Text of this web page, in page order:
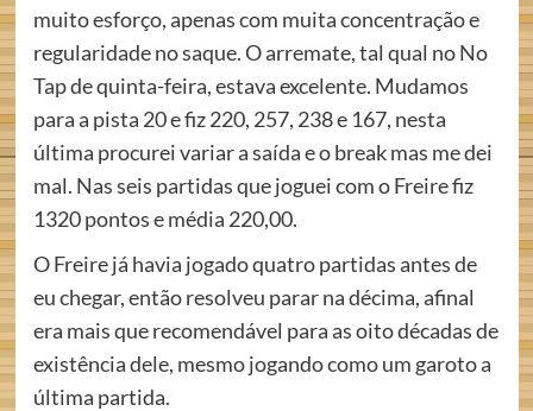
muito esforço, apenas com muita concentração e
regularidade no saque. O arremate, tal qual no No
Tap de quinta-feira, estava excelente. Mudamos
para a pista 20 e fiz 220, 257, 238 e 167, nesta
última procurei variar a saída e o break mas me dei
mal. Nas seis partidas que joguei com o Freire fiz
1320 pontos e média 220,00.
O Freire já havia jogado quatro partidas antes de
eu chegar, então resolveu parar na décima, afinal
era mais que recomendável para as oito décadas de
existência dele, mesmo jogando como um garoto a
última partida.